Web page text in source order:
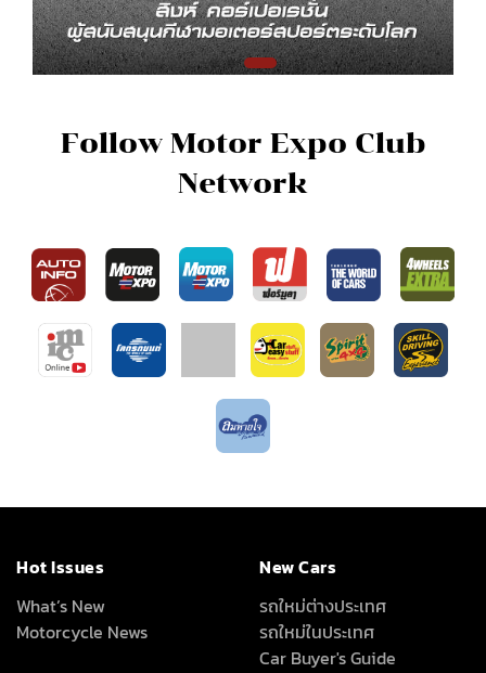
Follow Motor Expo Club
Network
Hot Issues
What’s New
Motorcycle News
New Cars
รถใหม่ต่างประเทศ
รถใหม่ในประเทศ
Car Buyer's Guide